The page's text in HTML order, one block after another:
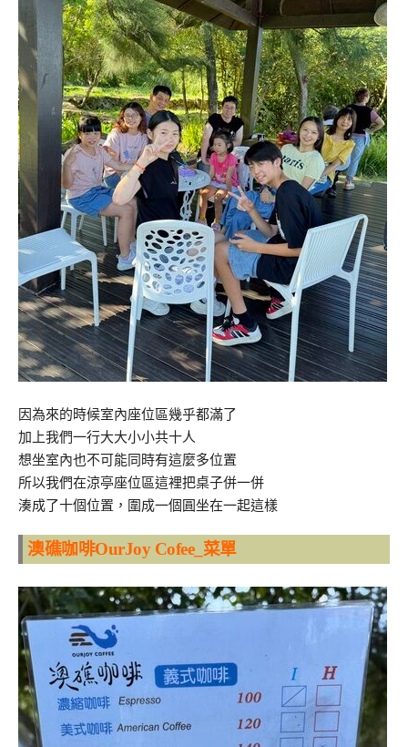
因為來的時候室內座位區幾乎都滿了
加上我們一行大大小小共十人
想坐室內也不可能同時有這麼多位置
所以我們在涼亭座位區這裡把桌子併一併
湊成了十個位置，圍成一個圓坐在一起這樣
澳礁咖啡OurJoy Cofee_菜單